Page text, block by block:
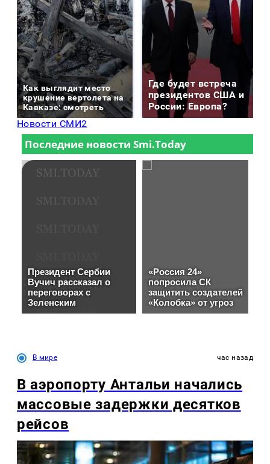
Как выглядит место
крушение вертолета на
Кавказе: смотреть
Где будет встреча
президентов США и
России: Европа?
Новости СМИ2
В мире час назад
В аэропорту Антальи начались
массовые задержки десятков
рейсов